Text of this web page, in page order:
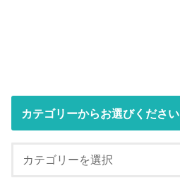
カテゴリーからお選びください